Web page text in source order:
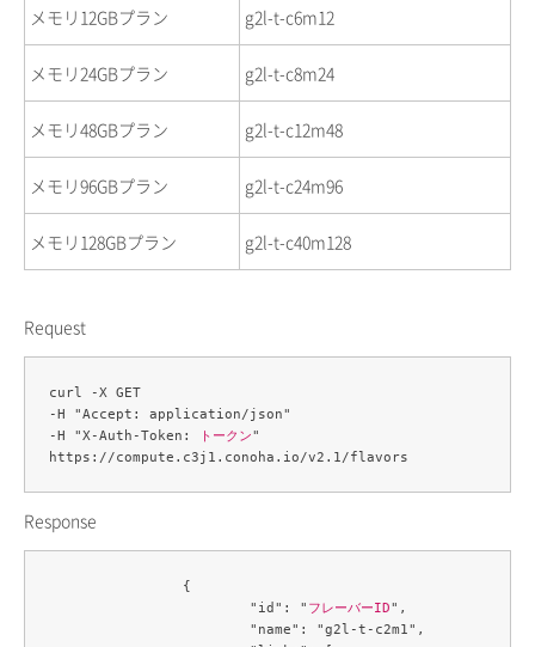
メモリ12GBプラン g2l-t-c6m12
メモリ24GBプラン g2l-t-c8m24
メモリ48GBプラン g2l-t-c12m48
メモリ96GBプラン g2l-t-c24m96
メモリ128GBプラン g2l-t-c40m128
Request
curl -X GET
-H "Accept: application/json"
-H "X-Auth-Token:
トークン"
Response
			"id": "
フレーバーID",